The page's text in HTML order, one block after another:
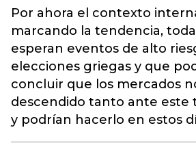
Por ahora el contexto
marcando la tendencia,
esperan eventos de alto
elecciones griegas y que
concluir que los mercados
descendido tanto ante este
y podrían hacerlo en estos